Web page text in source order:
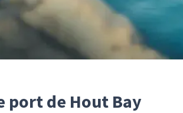
port de Hout Bay